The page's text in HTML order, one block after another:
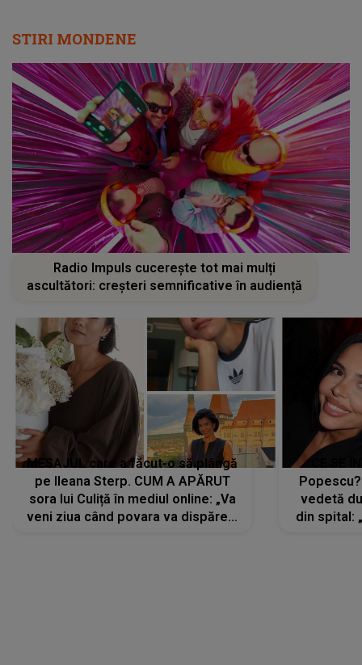
STIRI MONDENE
Radio Impuls cucerește tot mai mulți
ascultători: creșteri semnificative în audiență
MESAJUL care a făcut-o să plângă
pe Ileana Sterp. CUM A APĂRUT
sora lui Culiță în mediul online: „Va
veni ziua când povara va dispărea,
vedetă
din spital: